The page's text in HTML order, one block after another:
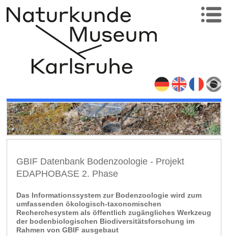
GBIF Datenbank Bodenzoologie - Projekt
EDAPHOBASE 2. Phase
Das Informationssystem zur Bodenzoologie wird zum
umfassenden ökologisch-taxonomischen
Recherchesystem als öffentlich zugängliches Werkzeug
der bodenbiologischen Biodiversitätsforschung im
Rahmen von GBIF ausgebaut